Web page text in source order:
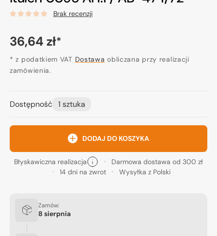
Brak recenzji
Cena
regularna
36,64 zł*
* z podatkiem VAT Dostawa obliczana przy realizacji
zamówienia.
Dostępność 1 sztuka
DODAJ DO KOSZYKA
Błyskawiczna realizacja
Darmowa dostawa od 300 zł
14 dni na zwrot
Wysyłka z Polski
Zamów:
8 sierpnia